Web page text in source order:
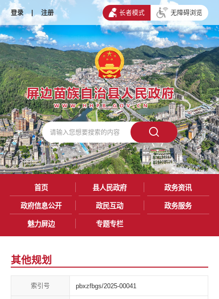
登录 | 注册 长者模式 无障碍浏览
首页 县人民政府 政务资讯
政府信息公开 政民互动 政务服务
魅力屏边 专题专栏
其他规划
索引号 pbxzfbgs/2025-00041